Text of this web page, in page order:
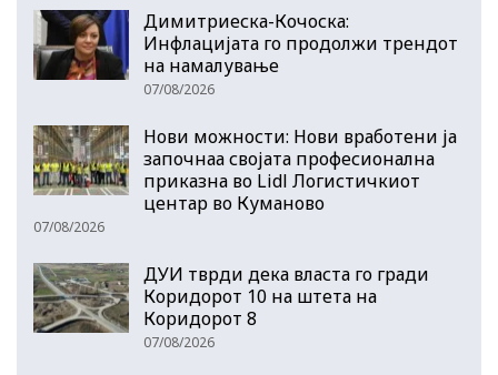
Димитриеска-Кочоска:
Инфлацијата го продолжи трендот
на намалување
07/08/2026
Нови можности: Нови вработени ја
започнаа својата професионална
приказна во Lidl Логистичкиот
центар во Куманово
07/08/2026
ДУИ тврди дека власта го гради
Коридорот 10 на штета на
Коридорот 8
07/08/2026